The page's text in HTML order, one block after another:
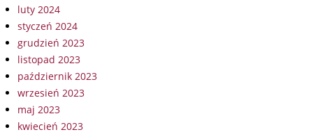
luty 2024
styczeń 2024
grudzień 2023
listopad 2023
październik 2023
wrzesień 2023
maj 2023
kwiecień 2023